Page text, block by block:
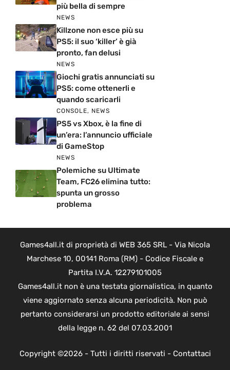
più bella di sempre
NEWS
Killzone non esce più su
PS5: il suo ‘killer’ è già
pronto, fan delusi
NEWS
Giochi gratis annunciati su
PS5: come ottenerli e
quando scaricarli
CONSOLE, NEWS
PS5 vs Xbox, è la fine di
un’era: l’annuncio ufficiale
di GameStop
NEWS
Polemiche su Ultimate
Team, FC26 elimina tutto:
spunta un grosso
problema
Games4all.it di proprietà di WEB 365 SRL - Via Nicola
Marchese 10, 00141 Roma (RM) - Codice Fiscale e
Partita I.V.A. 12279101005
Games4all.it non è una testata giornalistica, in quanto
viene aggiornato senza alcuna periodicità. Non può
pertanto considerarsi un prodotto editoriale ai sensi
della legge n. 62 del 07.03.2001
Copyright ©2026 - Tutti i diritti riservati - Contattaci